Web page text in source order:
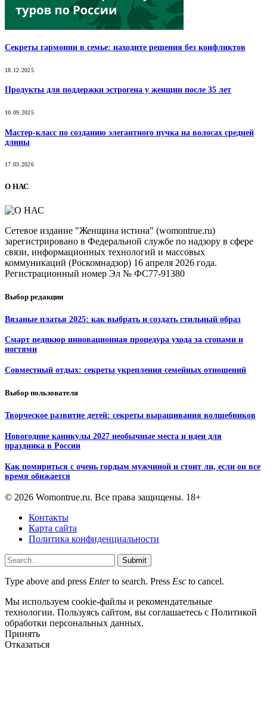
Секреты гармонии в семье: находите решения без конфликтов
18.12.2025
Продукты для поддержки эстрогена у женщин после 35 лет
10.09.2025
Мастер-класс по созданию элегантного пучка на волосах средней
длины
17.03.2026
О НАС
Сетевое издание "Женщина истина" (womontrue.ru)
зарегистрировано в Федеральной службе по надзору в сфере
связи, информационных технологий и массовых
коммуникаций (Роскомнадзор) 16 апреля 2026 года.
Регистрационный номер Эл № ФС77-91380
Выбор редакции
Вязаные платья 2025: как выбрать и создать стильный образ
Смарт педикюр инновационная процедура ухода за стопами и
ногтями
Совместный отдых: секреты укрепления семейных отношений
Выбор пользователя
Творческое развитие детей: секреты выращивания волшебников
Новогодние каникулы 2027 необычные места и идеи для
праздника в России
Как помириться с очень гордым мужчиной и стоит ли, если он все
время обижается
© 2026 Womontrue.ru. Все права защищены. 18+
Контакты
Карта сайта
Политика конфиденциальности
Submit
Type above and press Enterto search. Press Esc to cancel.
Мы используем cookie-файлы и рекомендательные
технологии. Пользуясь сайтом, вы соглашаетесь с Политикой
обработки персональных данных.
Принять
Отказаться